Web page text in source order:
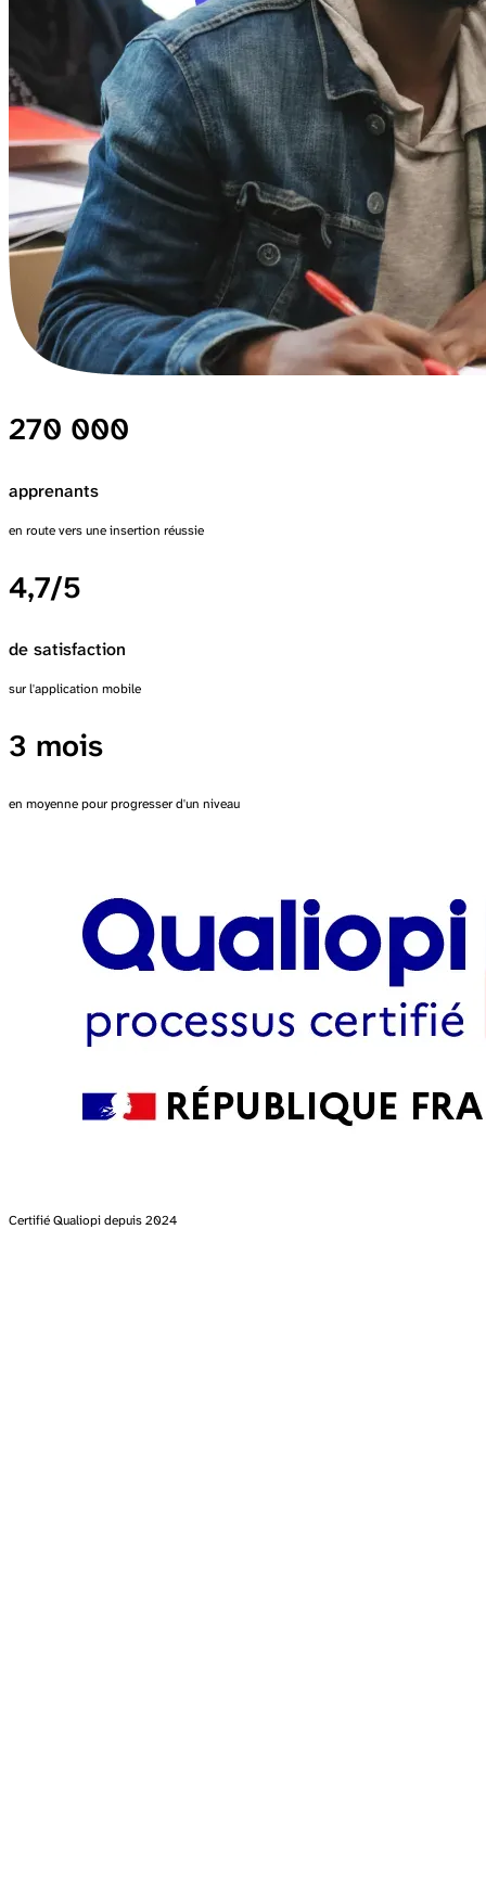
270 000
apprenants
en route vers une insertion réussie
4,7/5
de satisfaction
sur l'application mobile
3 mois
en moyennepour progresser d'un niveau
Certifié Qualiopi depuis 2024